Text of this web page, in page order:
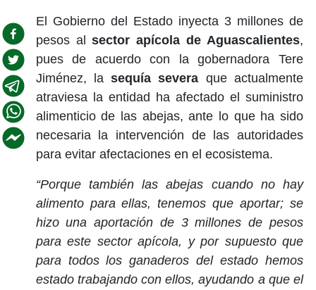
El Gobierno del Estado inyecta 3 millones de
pesos alsector apícola de Aguascalientes,
pues de acuerdo con la gobernadora Tere
Jiménez, lasequía severa que actualmente
atraviesa la entidad ha afectado el suministro
alimenticio de las abejas, ante lo que ha sido
necesaria la intervención de las autoridades
para evitar afectaciones en el ecosistema.
“Porque también las abejas cuando no hay
alimento para ellas, tenemos que aportar; se
hizo una aportación de 3 millones de pesos
para este sector apícola, y por supuesto que
para todos los ganaderos del estado hemos
estado trabajando con ellos, ayudando a que el